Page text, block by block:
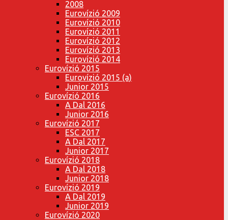
2008
Eurovízió 2009
Eurovízió 2010
Eurovízió 2011
Eurovízió 2012
Eurovízió 2013
Eurovízió 2014
Eurovízió 2015
Eurovízió 2015 (a)
Junior 2015
Eurovízió 2016
A Dal 2016
Junior 2016
Eurovízió 2017
ESC 2017
A Dal 2017
Junior 2017
Eurovízió 2018
A Dal 2018
Junior 2018
Eurovízió 2019
A Dal 2019
Junior 2019
Eurovízió 2020